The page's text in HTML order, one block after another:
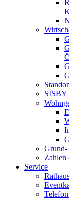
SISBY
Grund-
Zahlen
Service